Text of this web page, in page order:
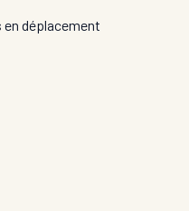
en déplacement